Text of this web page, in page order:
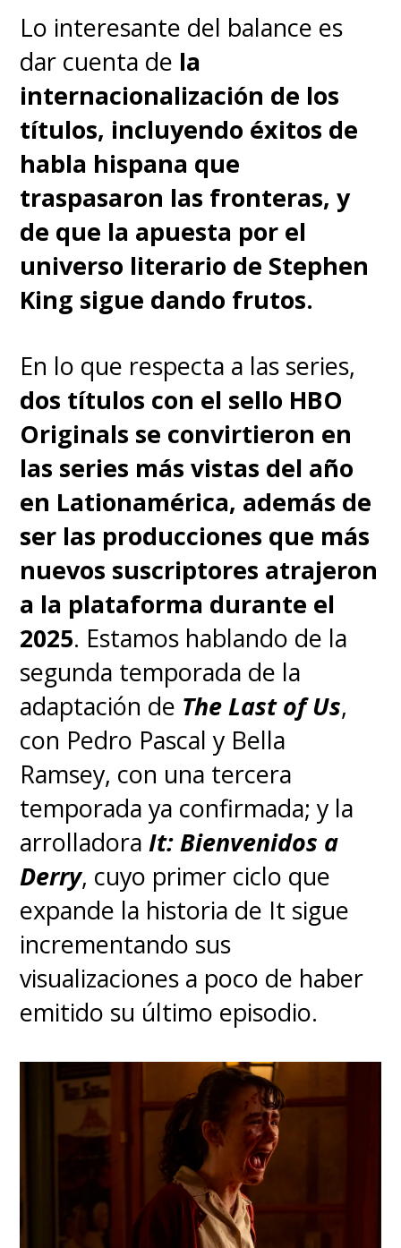
esta amenaza.
Acá uno no va por la historia,
uno va por los monstruos
gigantes agarrándose a combos
y, con esto,se anotaron un
enorme punto. Vean también
el afiche chino, que remarca la
presencia de los monstruos
titulares.
[Lea también]¿Mechagodzilla?
Las pistas que entrega "Godzilla
vs. Kong"
Se estrenará en algunos cines
y HBO Max en EE.UU. el 31 de
marzo, pero en Chile aún no
hay fecha para su llegada a la
pantalla grande conel aumento
de las restricciones en el plan
Lo interesante del balance es
dar cuenta de la
internacionalización de los
títulos, incluyendo éxitos de
habla hispana que
traspasaron las fronteras, y
de que la apuesta por el
universo literario de Stephen
King sigue dando frutos.
En lo que respecta a las series,
dos títulos con el sello HBO
Originals se convirtieron en
las series más vistas del año
en Lationamérica, además de
ser las producciones que más
nuevos suscriptores atrajeron
a la plataforma durante el
2025. Estamos hablando de la
segunda temporada de la
adaptación de The Last of Us,
con Pedro Pascal y Bella
Ramsey, con una tercera
temporada ya confirmada; y la
arrolladoraIt: Bienvenidos a
Derry, cuyo primer ciclo que
expande la historia de It sigue
incrementando sus
visualizaciones a poco de haber
emitido su último episodio.